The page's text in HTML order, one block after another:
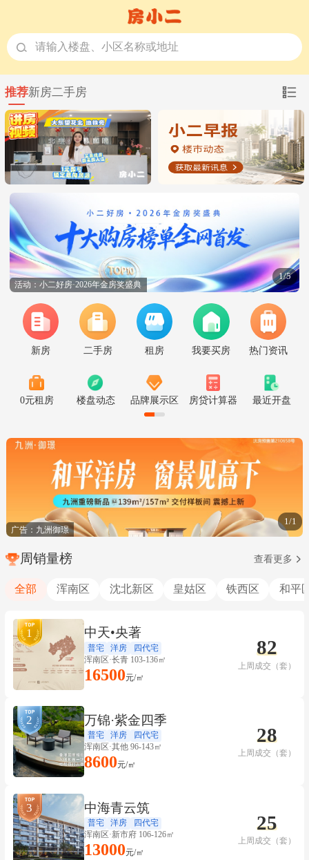
请输入楼盘、小区名称或地址
推荐新房二手房
活动：小二好房·2026年金房奖盛典
1/5
新房 二手房 租房 我要买房 热门资讯
0元租房 楼盘动态 品牌展示区 房贷计算器 最近开盘
广告：九洲御璟
1/1
周销量榜 查看更多
全部 浑南区 沈北新区 皇姑区 铁西区 和平
1 中天•央著
普宅 洋房
四代宅
浑南区·长青 103-136㎡
16500元/㎡
82
上周成交（套）
2 万锦·紫金四季
普宅 洋房
四代宅
浑南区·其他 96-143㎡
8600元/㎡
28
上周成交（套）
3 中海青云筑
普宅 洋房
四代宅
浑南区·新市府 106-126㎡
13000元/㎡
25
上周成交（套）